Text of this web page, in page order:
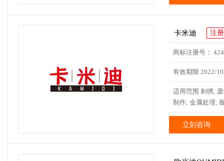
卡米迪 注
商标注册号：
有效期限 2022/
适用范围 刺绣;
制作; 金属处理;
立刻咨询